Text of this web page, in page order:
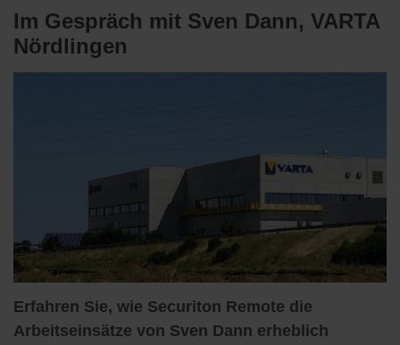
Im Gespräch mit Sven Dann, VARTA
Nördlingen
Erfahren Sie, wie Securiton Remote die
Arbeitseinsätze von Sven Dann erheblich